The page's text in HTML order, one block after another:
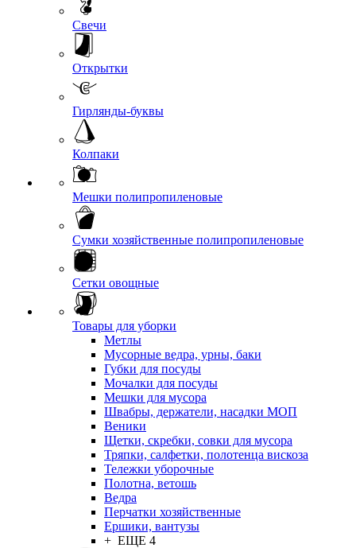
Свечи
Открытки
Гирлянды-буквы
Колпаки
Мешки полипропиленовые
Сумки хозяйственные полипропиленовые
Сетки овощные
Товары для уборки
Метлы
Мусорные ведра, урны, баки
Губки для посуды
Мочалки для посуды
Мешки для мусора
Швабры, держатели, насадки МОП
Веники
Щетки, скребки, совки для мусора
Тряпки, салфетки, полотенца вискоза
Тележки уборочные
Полотна, ветошь
Ведра
Перчатки хозяйственные
Ершики, вантузы
+ ЕЩЕ 4